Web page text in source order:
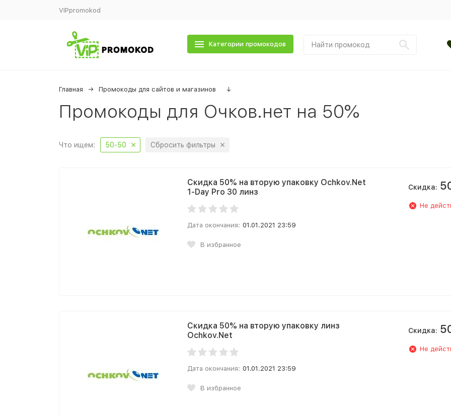
VIPpromokod
Категории промокодов
Главная Промокоды для сайтов и магазинов ↓
Промокоды для Очков.нет на 50%
Что ищем: 50-50 Сбросить фильтры
Скидка 50% на вторую упаковку Ochkov.Net
1-Day Pro 30 линз
Дата окончания: 01.01.2021 23:59
В избранное
Скидка:
Не
Скидка 50% на вторую упаковку линз
Ochkov.Net
Дата окончания: 01.01.2021 23:59
В избранное
Скидка:
Не